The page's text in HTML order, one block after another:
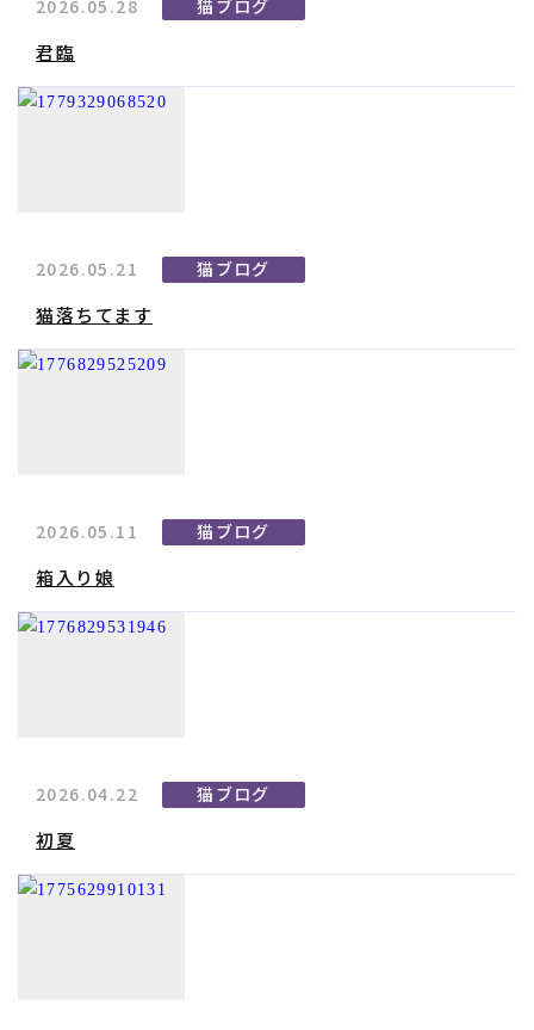
2026.05.28 猫ブログ
君臨
2026.05.21 猫ブログ
猫落ちてます
2026.05.11 猫ブログ
箱入り娘
2026.04.22 猫ブログ
初夏